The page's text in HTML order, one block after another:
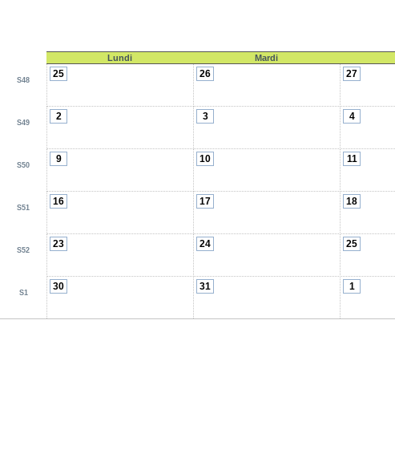
Lundi Mardi
S48
25 26 27
S49
2 3 4
S50
9 10 11
S51
16 17 18
S52
23 24 25
S1
30 31 1